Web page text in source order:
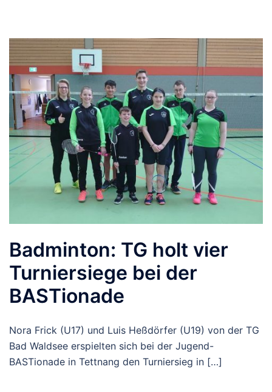
Badminton: TG holt vier
Turniersiege bei der
BASTionade
Nora Frick (U17) und Luis Heßdörfer (U19) von der TG
Bad Waldsee erspielten sich bei der Jugend-
BASTionade in Tettnang den Turniersieg in […]